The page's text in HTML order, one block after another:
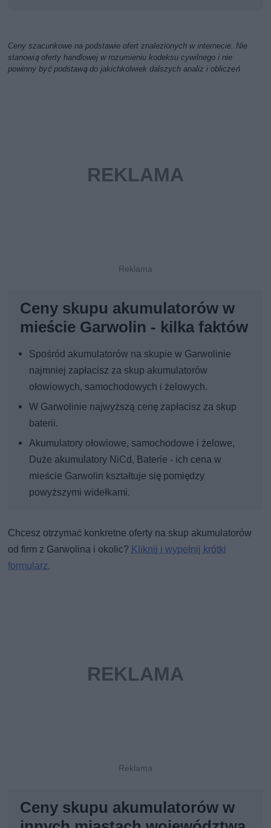
Ceny szacunkowe na podstawie ofert znalezionych w internecie. Nie
stanowią oferty handlowej w rozumieniu kodeksu cywilnego i nie
powinny być podstawą do jakichkolwiek dalszych analiz i obliczeń
Ceny skupu akumulatorów w
mieście Garwolin - kilka faktów
Spośród akumulatorów na skupie w Garwolinie
najmniej zapłacisz za skup akumulatorów
ołowiowych, samochodowych i żelowych.
W Garwolinie najwyższą cenę zapłacisz za skup
baterii.
Akumulatory ołowiowe, samochodowe i żelowe,
Duże akumulatory NiCd, Baterie - ich cena w
mieście Garwolin kształtuje się pomiędzy
powyższymi widełkami.
Chcesz otrzymać konkretne oferty na skup akumulatorów
od firm z Garwolina i okolic? Kliknij i wypełnij krótki
formularz.
Ceny skupu akumulatorów w